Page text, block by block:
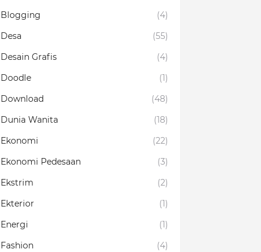
Blogging
(4)
Desa
(55)
Desain Grafis
(4)
Doodle
(1)
Download
(48)
Dunia Wanita
(18)
Ekonomi
(22)
Ekonomi Pedesaan
(3)
Ekstrim
(2)
Ekterior
(1)
Energi
(1)
Fashion
(4)